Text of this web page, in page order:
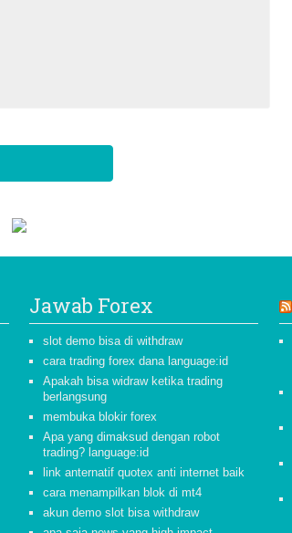
Jawab Forex
slot demo bisa di withdraw
cara trading forex dana language:id
Apakah bisa widraw ketika trading
berlangsung
membuka blokir forex
Apa yang dimaksud dengan robot
trading? language:id
link anternatif quotex anti internet baik
cara menampilkan blok di mt4
akun demo slot bisa withdraw